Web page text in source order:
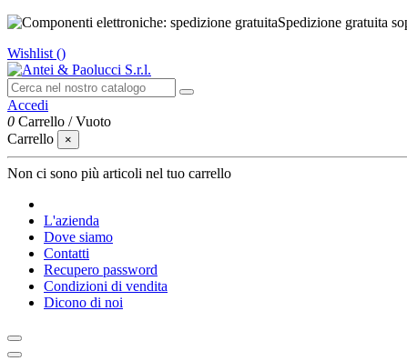
Spedizione gratuita
Wishlist ()
Accedi
0 Carrello /Vuoto
Carrello
×
Non ci sono più articoli nel tuo carrello
L'azienda
Dove siamo
Contatti
Recupero password
Condizioni di vendita
Dicono di noi